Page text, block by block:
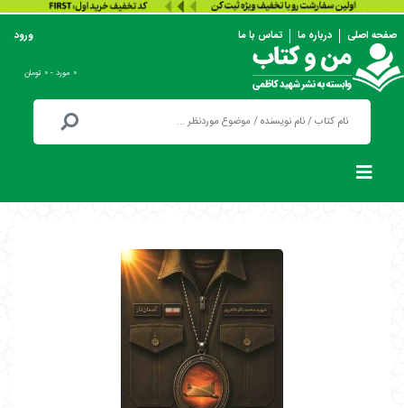
صفحه اصلی درباره ما تماس با ما ورود
۰ مورد - ۰ تومان